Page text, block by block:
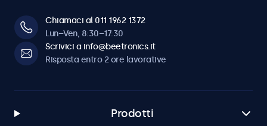
Chiamaci al 011 1962 1372
Lun–Ven, 8:30–17:30
Scrivici a info@beetronics.it
Risposta entro 2 ore lavorative
Prodotti